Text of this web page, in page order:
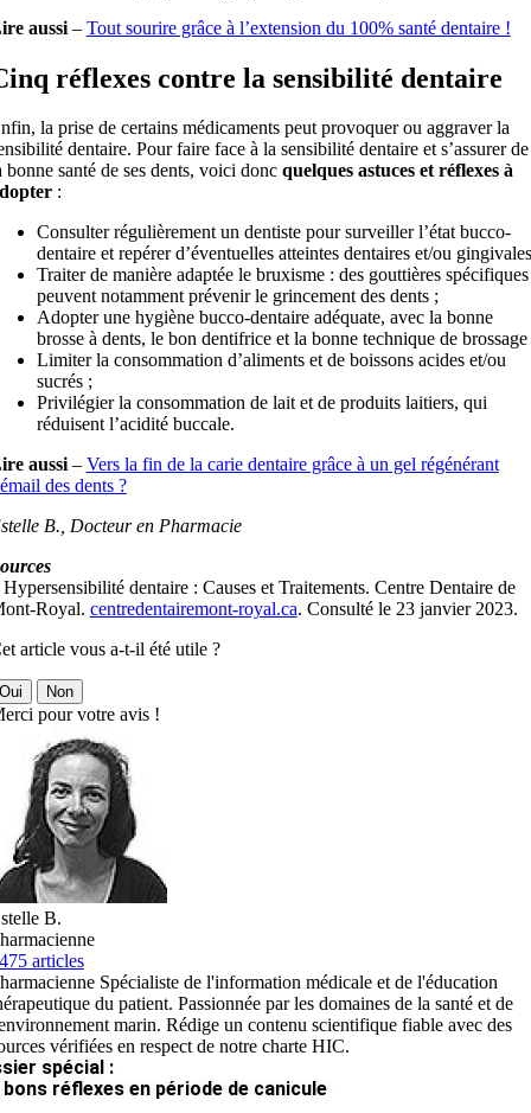
aussi– Tout sourire grâce à l’extension du 100% santé dentaire !
réflexes contre la sensibilité dentaire
la prise de certains médicaments peut provoquer ou aggraver la
dentaire. Pour faire face à la sensibilité dentaire et s’assurer de
bonne santé de ses dents, voici donc quelques astuces et réflexes à
:
Consulter régulièrement un dentiste pour surveiller l’état bucco-
dentaire et repérer d’éventuelles atteintes dentaires et/ou
Traiter de manière adaptée le bruxisme : des gouttières spécifiques
peuvent notamment prévenir le grincement des dents ;
Adopter une hygiène bucco-dentaire adéquate, avec la bonne
brosse à dents, le bon dentifrice et la bonne technique de brossage
Limiter la consommation d’aliments et de boissons acides et/ou
sucrés ;
Privilégier la consommation de lait et de produits laitiers, qui
réduisent l’acidité buccale.
aussi– Vers la fin de la carie dentaire grâce à un gel régénérant
des dents ?
B., Docteur en Pharmacie
dentaire : Causes et Traitements. Centre Dentaire de
Royal. centredentairemont-royal.ca. Consulté le 23 janvier 2023.
article vous a-t-il été utile ?
Non
pour votre avis !
B.
articles
Spécialiste de l'information médicale et de l'éducation
du patient. Passionnée par les domaines de la santé et de
marin. Rédige un contenu scientifique fiable avec des
vérifiées en respect de notre charte HIC.
spécial :
bons réflexes en période de canicule